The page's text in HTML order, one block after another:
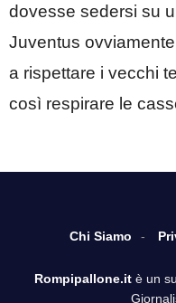
dovesse sedersi su
Juventus
a rispettare i vecchi
così respirare le
Chi Siamo
Rompipallone.it è un